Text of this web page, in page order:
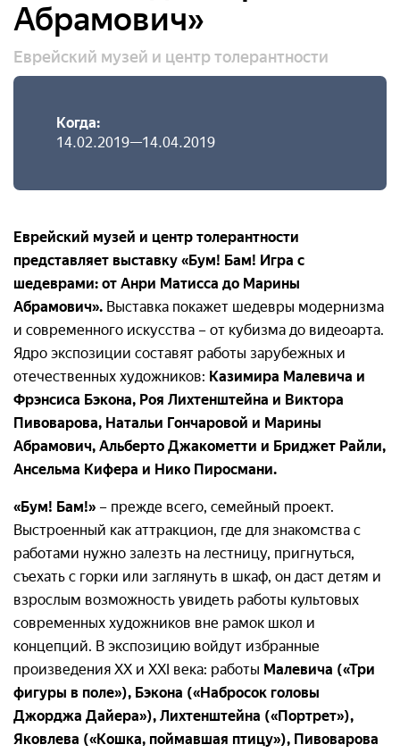
Абрамович»
Еврейский музей и центр толерантности
Когда:
14.02.2019—14.04.2019
Еврейский музей и центр толерантности
представляет выставку «Бум! Бам! Игра с
шедеврами: от Анри Матисса до Марины
Абрамович». Выставка покажет шедевры модернизма
и современного искусства – от кубизма до видеоарта.
Ядро экспозиции составят работы зарубежных и
отечественных художников: Казимира Малевича и
Фрэнсиса Бэкона, Роя Лихтенштейна и Виктора
Пивоварова, Натальи Гончаровой и Марины
Абрамович, Альберто Джакометти и Бриджет Райли,
Ансельма Кифера и Нико Пиросмани.
«Бум! Бам!» – прежде всего, семейный проект.
Выстроенный как аттракцион, где для знакомства с
работами нужно залезть на лестницу, пригнуться,
съехать с горки или заглянуть в шкаф, он даст детям и
взрослым возможность увидеть работы культовых
современных художников вне рамок школ и
концепций. В экспозицию войдут избранные
произведения XX и XXI века: работы Малевича («Три
фигуры в поле»), Бэкона («Набросок головы
Джорджа Дайера»), Лихтенштейна («Портрет»),
Яковлева («Кошка, поймавшая птицу»), Пивоварова